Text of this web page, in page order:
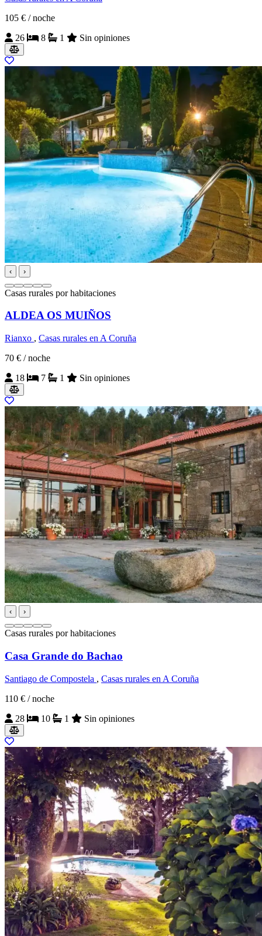
105 € / noche
26
8 1 Sin opiniones
‹ ›
Casas rurales por habitaciones
ALDEA OS MUIÑOS
Rianxo , Casas rurales en A Coruña
70 € / noche
18
7 1 Sin opiniones
‹ ›
Casas rurales por habitaciones
Casa Grande do Bachao
Santiago de Compostela , Casas rurales en A Coruña
110 € / noche
28
10 1 Sin opiniones